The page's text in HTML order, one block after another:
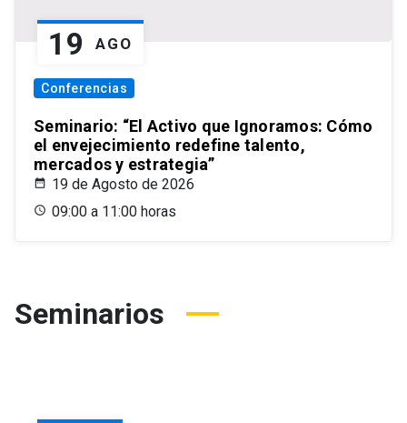
19 AGO
Conferencias
Seminario: “El Activo que Ignoramos: Cómo
el envejecimiento redefine talento,
mercados y estrategia”
19 de Agosto de 2026
09:00 a 11:00 horas
Seminarios